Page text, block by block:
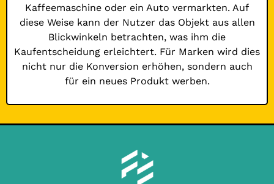
Kaffeemaschine oder ein Auto vermarkten. Auf
diese Weise kann der Nutzer das Objekt aus allen
Blickwinkeln betrachten, was ihm die
Kaufentscheidung erleichtert. Für Marken wird dies
nicht nur die Konversion erhöhen, sondern auch
für ein neues Produkt werben.